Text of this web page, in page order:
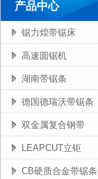
产品中心
锯力煌带锯床
高速圆锯机
湖南带锯条
德国德瑞沃带锯条
双金属复合钢带
LEAPCUT立钜
CB硬质合金带锯条